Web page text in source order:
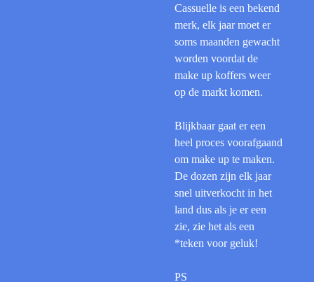
Cassuelle is een bekend
merk, elk jaar moet er
soms maanden gewacht
worden voordat de
make up koffers weer
op de markt komen.
Blijkbaar gaat er een
heel proces voorafgaand
om make up te maken.
De dozen zijn elk jaar
snel uitverkocht in het
land dus als je er een
zie, zie het als een
*teken voor geluk!
PS